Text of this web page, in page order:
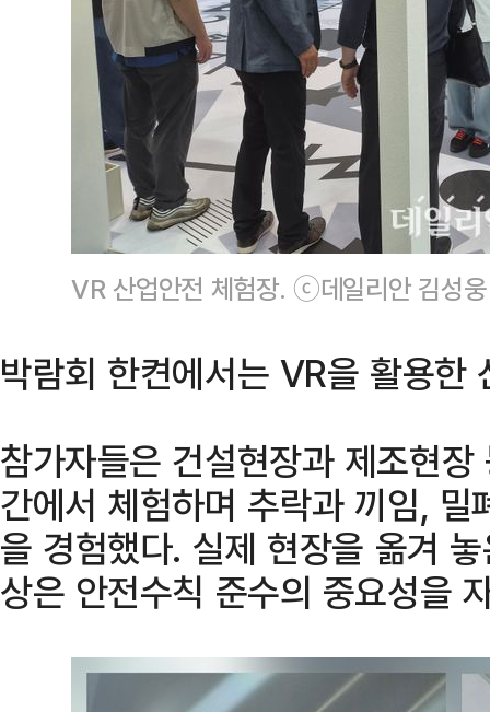
VR 산업안전 체험장. ⓒ데일리안 김성
박람회 한켠에서는 VR을 활용한
참가자들은 건설현장과 제조현
간에서 체험하며 추락과 끼임,
을 경험했다. 실제 현장을 옮겨
상은 안전수칙 준수의 중요성을